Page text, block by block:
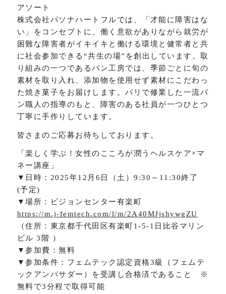
アソート
株式会社パソナハートフルでは、「才能に障害はな
い」をコンセプトに、働く意欲がありながら就労が
困難な障害者がイキイキと働ける環境と健常者と共
に社会参加できる“共生の場”を創出しています。取
り組みの一つであるパン工房では、季節ごとに旬の
素材を取り入れ、添加物を使用せず素材にこだわっ
た焼き菓子をお届けします。パリで修業した一流パ
ン職人の指導のもと、障害のある社員が一つひとつ
丁寧に手作りしています。
皆さまのご応募お待ちしております。
「楽しく学ぶ！女性のこころが潤うヘルスケア×マ
ネー講座」
▼日時：2025年12月6日（土）9:30～11:30終了
(予定)
▼場所：ビジョンセンター有楽町
https://m.j-femtech.com/l/m/2A40MJjshywgZU
（住所：東京都千代田区有楽町1-5-1日比谷マリン
ビル 3階 ）
▼参加費：無料
▼参加条件：フェムテック認定資格3級（フェムテ
ックアンバサダー）を受講し合格済であること ※
無料で3分程で取得可能